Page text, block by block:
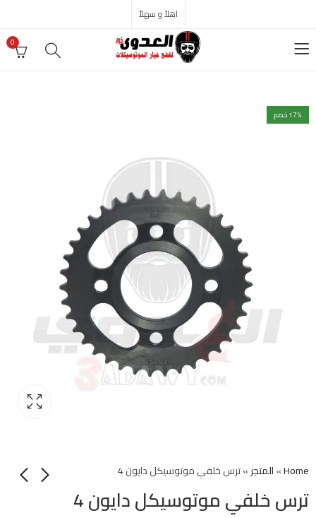
اهلاً و سهلاً
0
17% خصم
Home
»المتجر»ترس خلفي موتوسيكل دايون 4
ترس خلفي موتوسيكل دايون 4